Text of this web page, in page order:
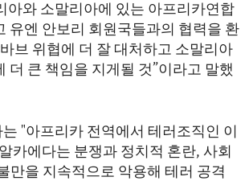
아와 소말리아에 있는 아프리카연합
유엔 안보리 회원국들과의 협력을 환
브 위협에 더 잘 대처하고 소말리아
더 큰 책임을 지게될 것”이라고 말했
"아프리카 전역에서 테러조직인 이
카에다는 분쟁과 정치적 혼란, 사회
만을 지속적으로 악용해 테러 공격